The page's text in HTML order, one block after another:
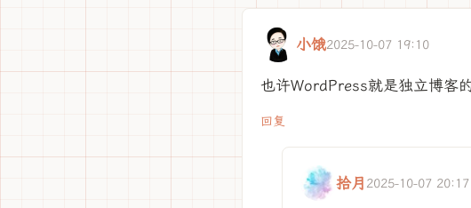
小饿2025-10-07 19:10
也许WordPress就是独立博客
回复
拾月 2025-10-07 20:17